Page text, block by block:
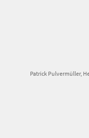
Patrick Pulvermüller,